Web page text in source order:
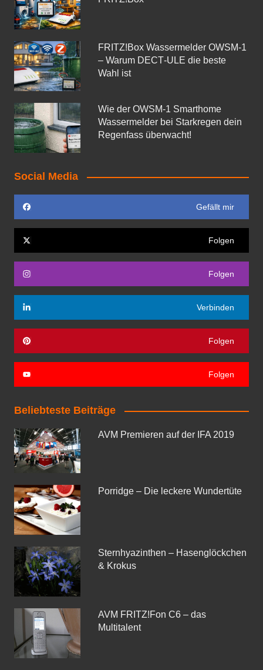
FRITZ!Box Wassermelder OWSM-1
– Warum DECT‑ULE die beste
Wahl ist
Wie der OWSM‑1 Smarthome
Wassermelder bei Starkregen dein
Regenfass überwacht!
Social Media
Gefällt mir
Folgen
Folgen
Verbinden
Folgen
Folgen
Beliebteste Beiträge
AVM Premieren auf der IFA 2019
Porridge – Die leckere Wundertüte
Sternhyazinthen – Hasenglöckchen
& Krokus
AVM FRITZ!Fon C6 – das
Multitalent